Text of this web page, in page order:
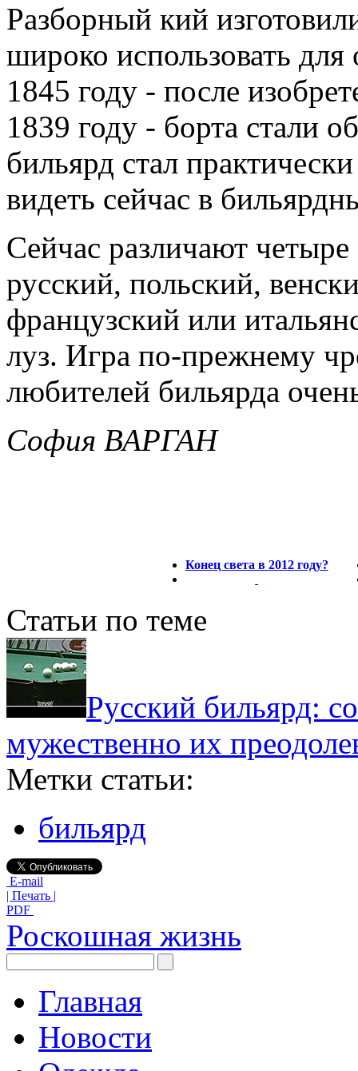
Разборный кий
широко использовать для
1845 году - после
1839 году - борта стали
бильярд стал
видеть сейчас в
Сейчас различают
русский, польский,
французский или
луз. Игра по-прежнему
любителей бильярда
София ВАРГАН
Конец света в 2012 году?
Статьи по теме
Русский бильярд:
мужественно их
Метки статьи:
бильярд
E-mail
| Печать |
PDF
Роскошная жизнь
Главная
Новости